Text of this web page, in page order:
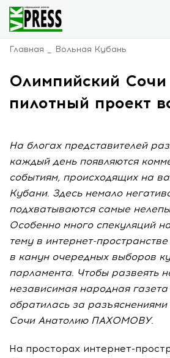
Главная Вольная Кубань
Олимпийский Сочи
пилотный проект
На блогах представителей
каждый день появляются
событиям, происходящих на
Кубани. Здесь немало
подхватываются самые
Особенно много спекуляций
тему в интернет-
в канун очередных выборов
парламента. Чтобы развеять
независимая народная газета
обратилась за разъяснениями
Сочи Анатолию ПАХОМОВУ.
На просторах интернет-